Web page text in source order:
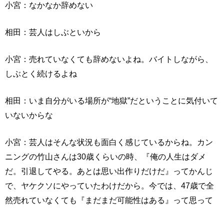
小宮：なかなか辞めない
相田：芸人はしぶといから
小宮：売れていなくても辞めないよね。バイトしながら、
しぶとく続けるよね
相田：いま自分がいる場所が“地獄”だということに気付いて
いないからな
小宮：芸人はそんな状況も面白く感じているからね。カン
ニングの竹山さんは30歳くらいの時、『俺の人生はダメ
だ。引退してやる。あとは思い出作りだけだ』ってかんじ
で、ヤケクソにやっていたわけだから。今では、47歳で全
然売れていなくても『まだまだ可能性はある』って思って